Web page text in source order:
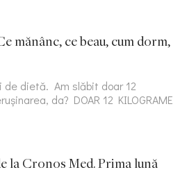
mănânc, ce beau, cum dorm,
de dietă. Am slăbit doar 12
da? DOAR 12 KILOGRAME
la Cronos Med. Prima lună